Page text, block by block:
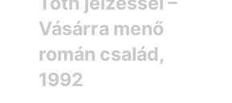
Vásárra menő
román család,
1992